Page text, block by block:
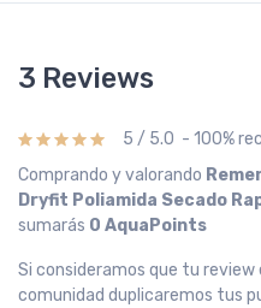
3 Reviews
5 / 5.0 - 100%
Comprando y valorando
Dryfit Poliamida Secado
sumarás 0 AquaPoints
Si consideramos que tu review
comunidad duplicaremos tus